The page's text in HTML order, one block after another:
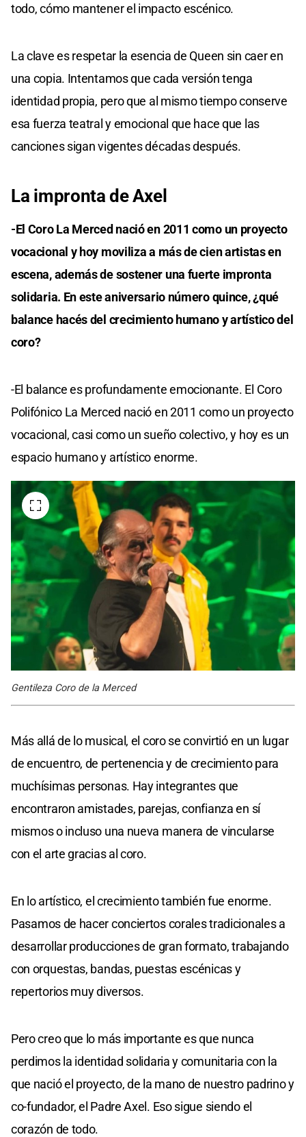
todo, cómo mantener el impacto escénico.
La clave es respetar la esencia de Queen sin caer en
una copia. Intentamos que cada versión tenga
identidad propia, pero que al mismo tiempo conserve
esa fuerza teatral y emocional que hace que las
canciones sigan vigentes décadas después.
La impronta de Axel
-El Coro La Merced nació en 2011 como un proyecto
vocacional y hoy moviliza a más de cien artistas en
escena, además de sostener una fuerte impronta
solidaria. En este aniversario número quince, ¿qué
balance hacés del crecimiento humano y artístico del
coro?
-El balance es profundamente emocionante. El Coro
Polifónico La Merced nació en 2011 como un proyecto
vocacional, casi como un sueño colectivo, y hoy es un
espacio humano y artístico enorme.
Gentileza Coro de la Merced
Más allá de lo musical, el coro se convirtió en un lugar
de encuentro, de pertenencia y de crecimiento para
muchísimas personas. Hay integrantes que
encontraron amistades, parejas, confianza en sí
mismos o incluso una nueva manera de vincularse
con el arte gracias al coro.
En lo artístico, el crecimiento también fue enorme.
Pasamos de hacer conciertos corales tradicionales a
desarrollar producciones de gran formato, trabajando
con orquestas, bandas, puestas escénicas y
repertorios muy diversos.
Pero creo que lo más importante es que nunca
perdimos la identidad solidaria y comunitaria con la
que nació el proyecto, de la mano de nuestro padrino y
co-fundador, el Padre Axel. Eso sigue siendo el
corazón de todo.